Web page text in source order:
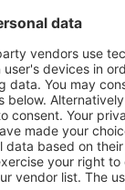
Hotel
07 August